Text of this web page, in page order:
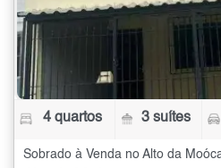
4 quartos 3 suítes
Sobrado à Venda no Alto da